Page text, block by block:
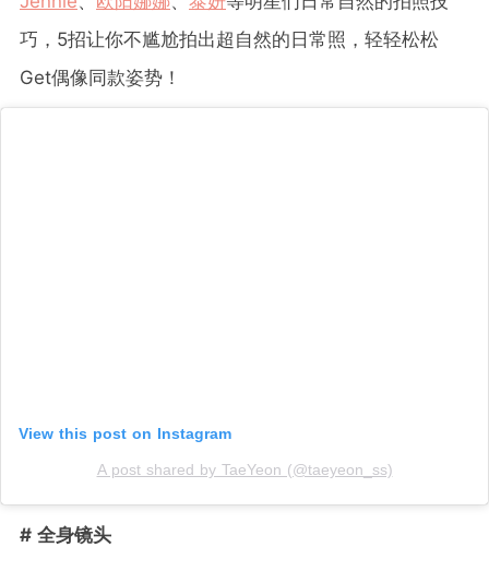
巧，5招让你不尴尬拍出超自然的日常照，轻轻松松
Get偶像同款姿势！
View this post on Instagram
A post shared by TaeYeon (@taeyeon_ss)
# 全身镜头